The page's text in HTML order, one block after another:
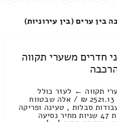
בין ערים (בין עירוניות)
חדרים משערי תקווה
תקווה ← לעזר כולל
פירוק והרכבה מחיר מחירון: 2521.13 ₪ / אלה שבטווח
3100 – 2300 ₪ עבודות סבלות , טעינה ופריקה
: 1285.97 ₪ / זמן : 27 דקות 47 שניות מחיר נסיעה